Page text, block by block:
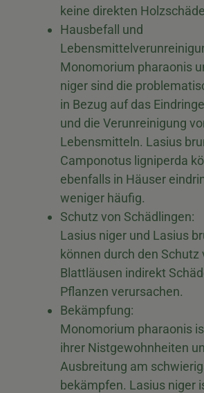
keine direkten
Hausbefall und
Monomorium pharaonis
niger sind die
in Bezug auf das
und die Verunreinigung
Lebensmitteln. Lasius
Camponotus ligniperda
ebenfalls in Häuser
weniger häufig.
Schutz von Schädlingen:
Lasius niger und Lasius
können durch den Schutz
Blattläusen indirekt
Pflanzen verursachen.
Bekämpfung:
Monomorium pharaonis
ihrer Nistgewohnheiten
Ausbreitung am
bekämpfen. Lasius niger